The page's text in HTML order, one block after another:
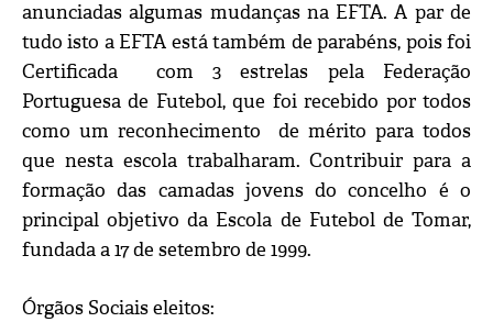
anunciadas algumas mudanças na EFTA. A par de
tudo isto a EFTA está também de parabéns, pois foi
Certificada com 3 estrelas pela Federação
Portuguesa de Futebol, que foi recebido por todos
como um reconhecimento de mérito para todos
que nesta escola trabalharam. Contribuir para a
formação das camadas jovens do concelho é o
principal objetivo da Escola de Futebol de Tomar,
fundada a 17 de setembro de 1999.
Órgãos Sociais eleitos: